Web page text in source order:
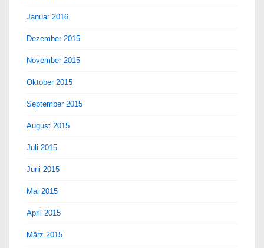
Januar 2016
Dezember 2015
November 2015
Oktober 2015
September 2015
August 2015
Juli 2015
Juni 2015
Mai 2015
April 2015
März 2015